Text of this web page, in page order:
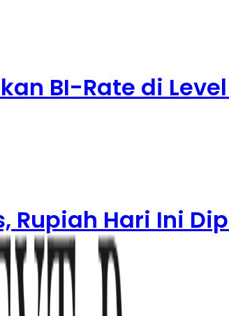
BI-Rate di Level
Rupiah Hari Ini